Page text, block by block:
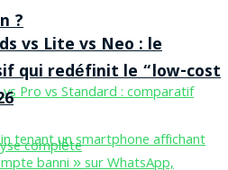
?
vs Lite vs Neo : le
qui redéfinit le “low-cost